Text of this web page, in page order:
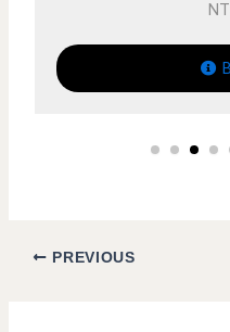
PREVIOUS